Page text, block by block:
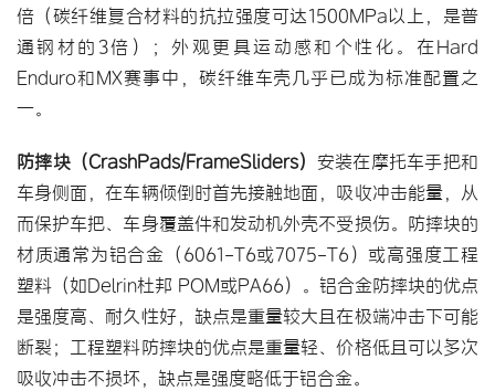
倍（碳纤维复合材料的抗拉强度可达1500MPa以上，是普
通钢材的3倍）；外观更具运动感和个性化。在Hard
Enduro和MX赛事中，碳纤维车壳几乎已成为标准配置之
一。
防摔块（CrashPads/FrameSliders） 安装在摩托车手把和
车身侧面，在车辆倾倒时首先接触地面，吸收冲击能量，从
而保护车把、车身覆盖件和发动机外壳不受损伤。防摔块的
材质通常为铝合金（6061-T6或7075-T6）或高强度工程
塑料（如Delrin杜邦 POM或PA66）。 铝合金防摔块的优点
是强度高、耐久性好，缺点是重量较大且在极端冲击下可能
断裂；工程塑料防摔块的优点是重量轻、价格低且可以多次
吸收冲击不损坏，缺点是强度略低于铝合金。